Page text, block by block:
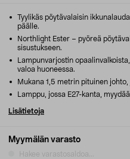
Myymälän varasto
Hakee varastosaldoa...
Tyylikäs pöytävalaisin
päälle.
Northlight Ester – pyöreä
sisustukseen.
Lampunvarjostin
valoa huoneessa.
Mukana 1,5 metrin pituinen
Lamppu, jossa E27-kanta,
Lisätietoja